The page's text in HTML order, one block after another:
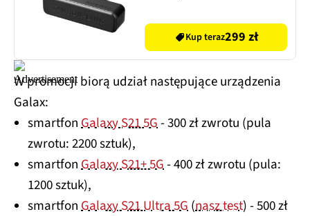
Kup teraz299 zł
W promocji biorą udział następujące urządzenia
Galax:
smartfonGalaxy S21 5G- 300 zł zwrotu (pula
zwrotu: 2200 sztuk),
smartfonGalaxy S21+ 5G- 400 zł zwrotu (pula:
1200 sztuk),
smartfonGalaxy S21 Ultra 5G(nasz test) - 500 zł